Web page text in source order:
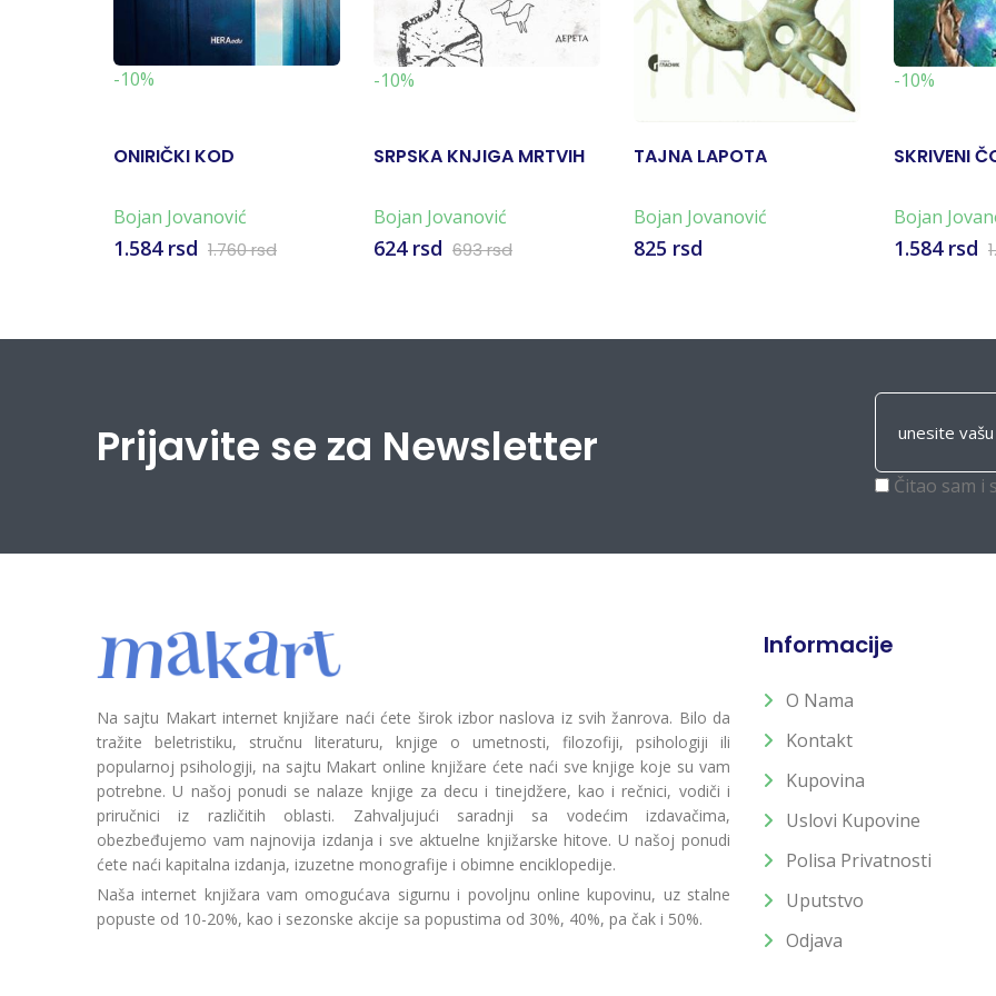
-10%
ONIRIČKI KOD
Bojan Jovanović
1.584 rsd 1.760 rsd
-10%
SRPSKA KNJIGA MRTVIH
Bojan Jovanović
624 rsd 693 rsd
TAJNA LAPOTA
Bojan Jovanović
825 rsd
-10%
SKRIVENI
Bojan
1.584 rsd
Prijavite se za Newsletter
Čitao sam i
Na sajtu Makart internet knjižare naći ćete širok izbor naslova iz svih žanrova. Bilo da
tražite beletristiku, stručnu literaturu, knjige o umetnosti, filozofiji, psihologiji ili
popularnoj psihologiji, na sajtu Makart online knjižare ćete naći sve knjige koje su vam
potrebne. U našoj ponudi se nalaze knjige za decu i tinejdžere, kao i rečnici, vodiči i
priručnici iz različitih oblasti. Zahvaljujući saradnji sa vodećim izdavačima,
obezbeđujemo vam najnovija izdanja i sve aktuelne knjižarske hitove. U našoj ponudi
ćete naći kapitalna izdanja, izuzetne monografije i obimne enciklopedije.
Naša internet knjižara vam omogućava sigurnu i povoljnu online kupovinu, uz stalne
popuste od 10-20%, kao i sezonske akcije sa popustima od 30%, 40%, pa čak i 50%.
Informacije
O Nama
Kontakt
Kupovina
Uslovi Kupovine
Polisa Privatnosti
Uputstvo
Odjava